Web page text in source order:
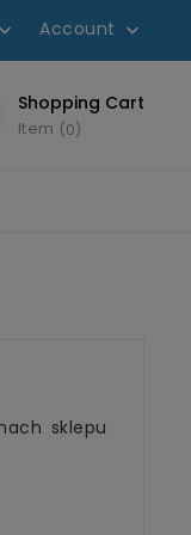
 Account 
Shopping Cart
Item 0
sklepu